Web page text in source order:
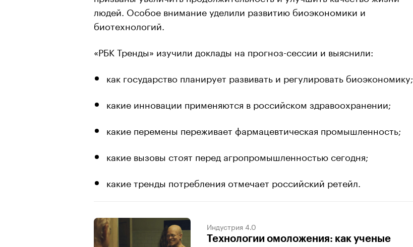
людей. Особое внимание уделили развитию биоэкономики и
биотехнологий.
«РБК Тренды» изучили доклады на прогноз-сессии и выяснили:
как государство планирует развивать и регулировать биоэкономику;
какие инновации применяются в российском здравоохранении;
какие перемены переживает фармацевтическая промышленность;
какие вызовы стоят перед агропромышленностью сегодня;
какие тренды потребления отмечает российский ретейл.
Индустрия 4.0
Технологии омоложения: как ученые